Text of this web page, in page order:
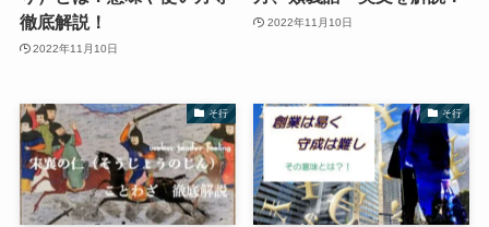
徹底解説！
2022年11月10日
2022年11月10日
そ行 そ行